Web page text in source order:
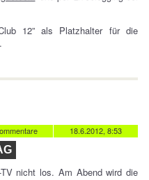
12” als Platzhalter für die
18.6.2012, 8:53
nicht los. Am Abend wird die